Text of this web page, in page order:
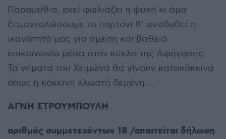
Παραμύθια, εκεί φωλιάζει η ψυχή κι άμα
ξεμανταλώσουμε το πορτόνι θ’ αναδυθεί η
ικανότητά μας για άμεση και βαθειά
επικοινωνία μέσα στον κύκλο της Αφήγησης.
Τα νήματα του Χειμώνα θα γίνουν κατακόκκινα
όπως η κόκκινη κλωστή δεμένη….
ΑΓΝΗ ΣΤΡΟΥΜΠΟΥΛΗ
αριθμός συμμετεχόντων 18 /απαιτείται δήλωση